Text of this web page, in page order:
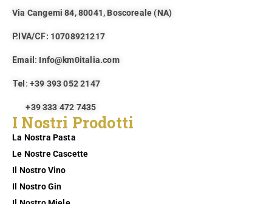
Via Cangemi 84, 80041, Boscoreale (NA)​
P.IVA/CF: 10708921217
Email: Info@km0italia.com
Tel: +39 393 052 2147
+39 333 472 7435
I Nostri Prodotti
La Nostra Pasta
Le Nostre Cascette
Il Nostro Vino
Il Nostro Gin